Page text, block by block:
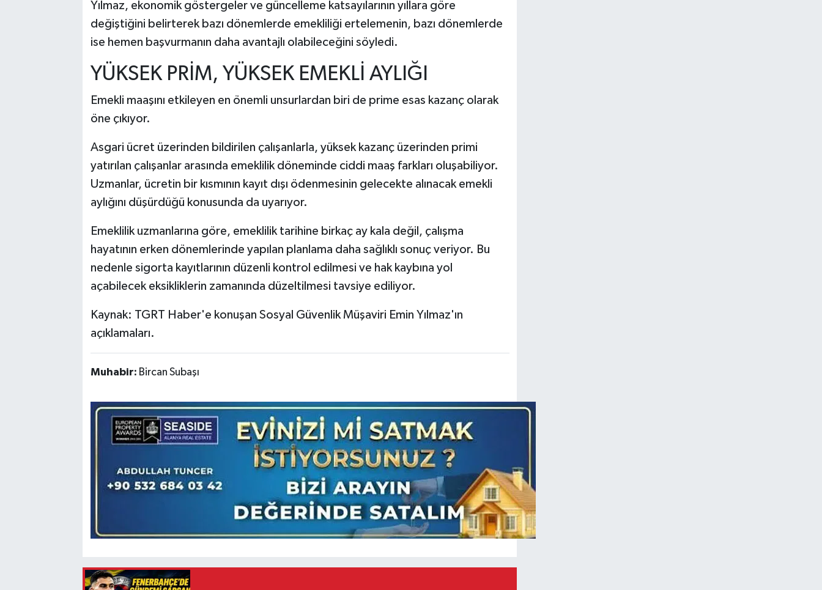
Yılmaz, ekonomik göstergeler ve güncelleme katsayılarının yıllara göre
değiştiğini belirterek bazı dönemlerde emekliliği ertelemenin, bazı dönemlerde
ise hemen başvurmanın daha avantajlı olabileceğini söyledi.
YÜKSEK PRİM, YÜKSEK EMEKLİ AYLIĞI
Emekli maaşını etkileyen en önemli unsurlardan biri de prime esas kazanç olarak
öne çıkıyor.
Asgari ücret üzerinden bildirilen çalışanlarla, yüksek kazanç üzerinden primi
yatırılan çalışanlar arasında emeklilik döneminde ciddi maaş farkları oluşabiliyor.
Uzmanlar, ücretin bir kısmının kayıt dışı ödenmesinin gelecekte alınacak emekli
aylığını düşürdüğü konusunda da uyarıyor.
Emeklilik uzmanlarına göre, emeklilik tarihine birkaç ay kala değil, çalışma
hayatının erken dönemlerinde yapılan planlama daha sağlıklı sonuç veriyor. Bu
nedenle sigorta kayıtlarının düzenli kontrol edilmesi ve hak kaybına yol
açabilecek eksikliklerin zamanında düzeltilmesi tavsiye ediliyor.
Kaynak: TGRT Haber'e konuşan Sosyal Güvenlik Müşaviri Emin Yılmaz'ın
açıklamaları.
Muhabir: Bircan Subaşı